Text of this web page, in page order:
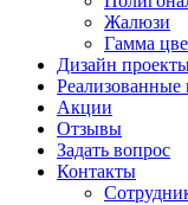
Жалюзи
Гамма
Дизайн
Реализованные
Акции
Отзывы
Задать вопрос
Контакты